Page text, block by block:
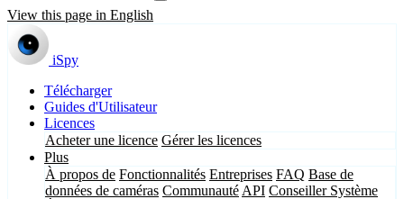
View this page in English
iSpy
Télécharger
Guides d'Utilisateur
Licences
Acheter une licence Gérer les licences
Plus
À propos de Fonctionnalités Entreprises FAQ Base de
données de caméras Communauté API Conseiller Système